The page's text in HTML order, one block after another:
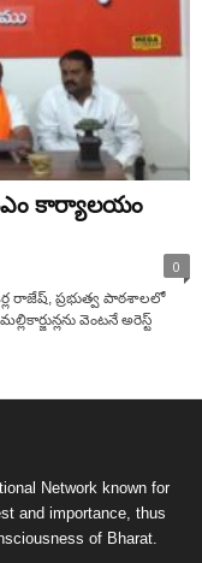
కార్యాలయం
0
రాజేష్, ప్రభుత్వ పాఠశాలలో
వెంటనే అరెస్ట్
Network known for
and importance, thus
of Bharat.